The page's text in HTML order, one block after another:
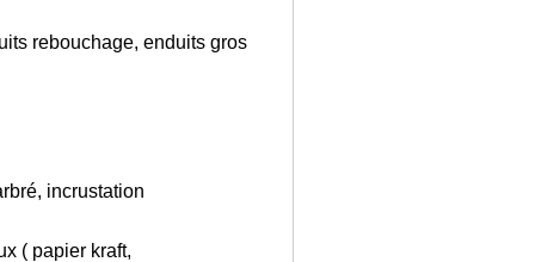
rebouchage, enduits gros
incrustation
( papier kraft,